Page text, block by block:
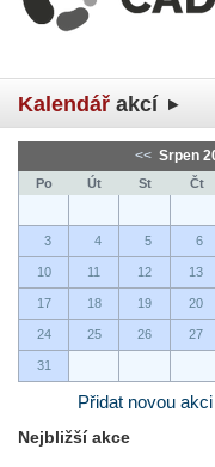
Kalendář akcí
<< Srpen
Po Út St Čt
3 4 5 6
10 11 12 13
17 18 19 20
24 25 26 27
31
Přidat novou
Nejbližší akce